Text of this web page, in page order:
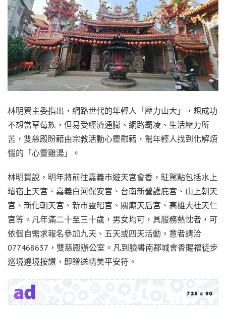
林明賢主委指出，網路世代的年輕人「壓力山大」，想成功
不想當草莓族，但易受經濟通膨、網路霸凌、生活壓力所
苦，雙慈殿盼藉由宗教活動心靈慰藉，幫年輕人找到化解煩
惱的「心靈雞湯」。
林明賢說，明年將前往嘉義市遊天宮會香，駐駕點包括水上
璿宿上天宮、嘉義白河保安宮、台南新營護庇宮、山上朝天
宮、新化朝天宮、新市靈昭宮、關廟天后宮、高雄大社天仁
宮等。凡年滿二十至三十歲，男女均可，具服務熱忱者，可
依個自需求報名參加九天、五天或四天活動，意者請洽
077468637，雙慈殿辦公室。凡到臉書南郡城會香賜福徒步
巡境遶境按讚，即贈送精美平安符。